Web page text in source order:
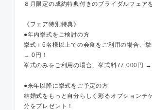
８月限定の成約特典付きのブライダルフェア
《フェア特別特典》
●年内挙式をご検討の方
挙式＋6名様以上での会食をご利用の場合、
→ 0円！
挙式のみをご利用の場合、挙式料77,000円 →
●来年以降に挙式をご予定の方
結婚式をもっと自分らしく彩るオプションチ
分をプレゼント！